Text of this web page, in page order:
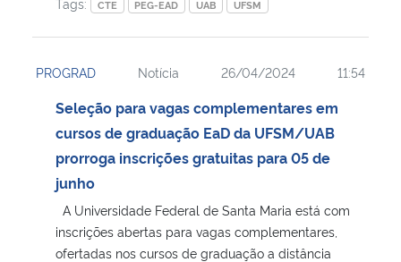
CTE PEG-EAD UAB UFSM
PROGRAD Notícia 26/04/2024 11:54
Seleção para vagas complementares em
cursos de graduação EaD da UFSM/UAB
prorroga inscrições gratuitas para 05 de
junho
A Universidade Federal de Santa Maria está com
inscrições abertas para vagas complementares,
ofertadas nos cursos de graduação a distância